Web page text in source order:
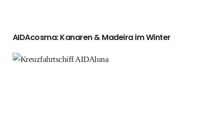
AIDAcosma: Kanaren & Madeira im Winter
Erleben Sie die AIDAluna: Kreuzfahrt durch Schweden